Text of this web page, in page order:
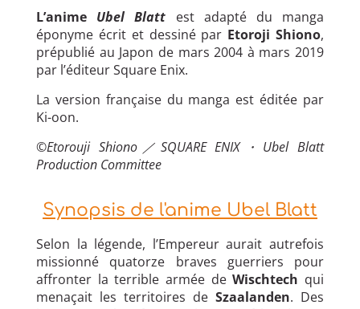
L’anime Ubel Blatt est adapté du manga
éponyme écrit et dessiné par Etoroji Shiono,
prépublié au Japon de mars 2004 à mars 2019
par l’éditeur Square Enix.
La version française du manga est éditée par
Ki-oon.
©Etorouji Shiono／SQUARE ENIX・Ubel Blatt
Production Committee
Synopsis de l'anime Ubel Blatt
Selon la légende, l’Empereur aurait autrefois
missionné quatorze braves guerriers pour
affronter la terrible armée deWischtech qui
menaçait les territoires de Szaalanden. Des